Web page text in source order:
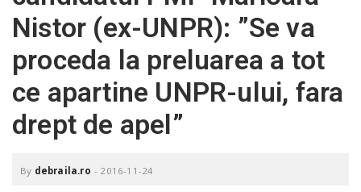
n
a
v
i
a
.
r
o
Nistor (ex-UNPR): ”Se va
proceda la preluarea a tot
ce apartine UNPR-ului, fara
drept de apel”
By debraila.ro - 2016-11-24